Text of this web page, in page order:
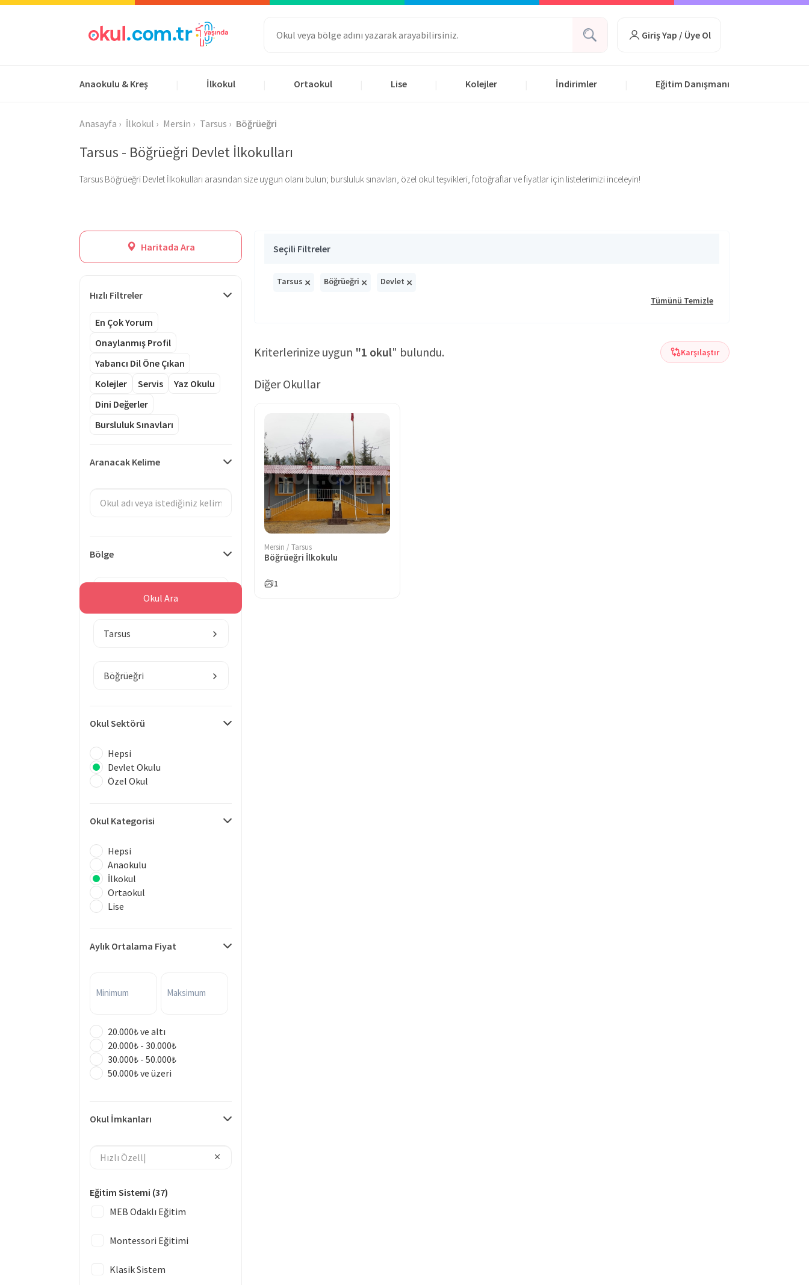
Giriş Yap / Üye Ol
Anaokulu & Kreş İlkokul Ortaokul Lise Kolejler İndirimler Eğitim Danışmanı
Anasayfa İlkokul Mersin Tarsus Böğrüeğri
Tarsus - Böğrüeğri Devlet İlkokulları
Tarsus Böğrüeğri Devlet İlkokulları arasından size uygun olanı bulun; bursluluk sınavları, özel okul teşvikleri, fotoğraflar ve fiyatlar için listelerimizi inceleyin!
Haritada Ara
Hızlı Filtreler
En Çok Yorum
Onaylanmış Profil
Yabancı Dil Öne Çıkan
Kolejler
Servis
Yaz Okulu
Dini Değerler
Bursluluk Sınavları
Aranacak Kelime
Bölge
Tarsus
Böğrüeğri
Okul Sektörü
Hepsi
Devlet Okulu
Özel Okul
Okul Kategorisi
Hepsi
Anaokulu
İlkokul
Ortaokul
Lise
Aylık Ortalama Fiyat
Minimum Maksimum
20.000₺ ve altı
20.000₺ - 30.000₺
30.000₺ - 50.000₺
50.000₺ ve üzeri
Okul İmkanları
Eğitim Sistemi (37)
MEB Odaklı Eğitim
Montessori Eğitimi
Klasik Sistem
Okul Ara
Seçili Filtreler
Tarsus × Böğrüeğri × Devlet ×
Tümünü Temizle
Kriterlerinize uygun "1 okul" bulundu. Karşılaştır
Diğer Okullar
Mersin / Tarsus
Böğrüeğri İlkokulu
1